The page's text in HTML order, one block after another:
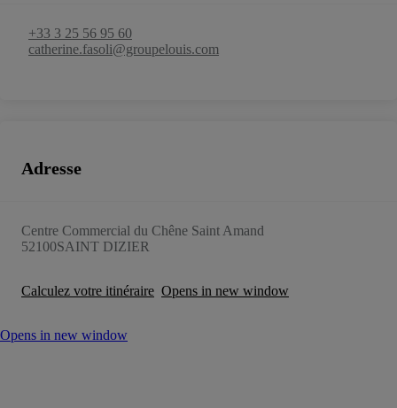
+33 3 25 56 95 60
catherine.fasoli@groupelouis.com
Adresse
Centre Commercial du Chêne Saint Amand
52100SAINT DIZIER
Calculez votre itinéraire Opens in new window
Opens in new window